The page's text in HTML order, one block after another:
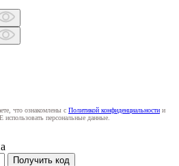
что ознакомлены с Политикой конфиденциальности и
использовать персональные данные.
Получить код